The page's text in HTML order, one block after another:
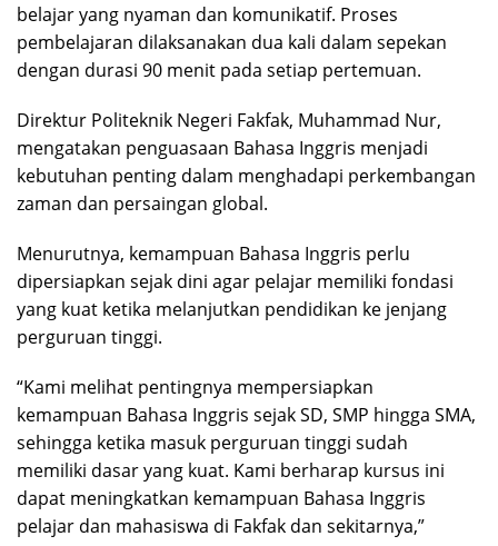
belajar yang nyaman dan komunikatif. Proses
pembelajaran dilaksanakan dua kali dalam sepekan
dengan durasi 90 menit pada setiap pertemuan.
Direktur Politeknik Negeri Fakfak, Muhammad Nur,
mengatakan penguasaan Bahasa Inggris menjadi
kebutuhan penting dalam menghadapi perkembangan
zaman dan persaingan global.
Menurutnya, kemampuan Bahasa Inggris perlu
dipersiapkan sejak dini agar pelajar memiliki fondasi
yang kuat ketika melanjutkan pendidikan ke jenjang
perguruan tinggi.
“Kami melihat pentingnya mempersiapkan
kemampuan Bahasa Inggris sejak SD, SMP hingga SMA,
sehingga ketika masuk perguruan tinggi sudah
memiliki dasar yang kuat. Kami berharap kursus ini
dapat meningkatkan kemampuan Bahasa Inggris
pelajar dan mahasiswa di Fakfak dan sekitarnya,”